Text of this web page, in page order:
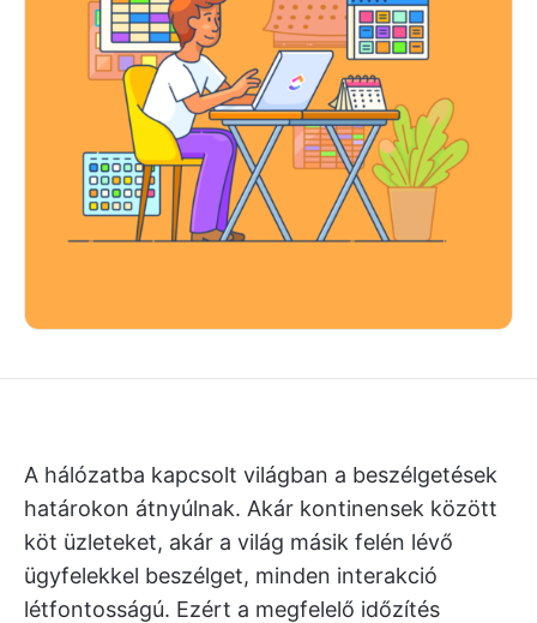
A hálózatba kapcsolt világban a beszélgetések
határokon átnyúlnak. Akár kontinensek között
köt üzleteket, akár a világ másik felén lévő
ügyfelekkel beszélget, minden interakció
létfontosságú. Ezért a megfelelő időzítés